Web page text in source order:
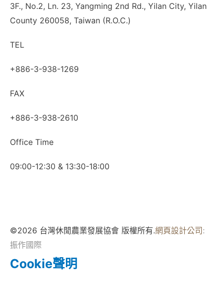
3F., No.2, Ln. 23, Yangming 2nd Rd., Yilan City, Yilan
County 260058, Taiwan (R.O.C.)
TEL
+886-3-938-1269
FAX
+886-3-938-2610
Office Time
09:00-12:30 & 13:30-18:00
©2026 台灣休閒農業發展協會 版權所有.網頁設計公司:
振作國際
Cookie聲明